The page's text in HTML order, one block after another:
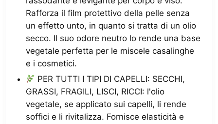
Rafforza il film protettivo della pelle senza
un effetto unto, in quanto si tratta di un olio
secco. Il suo odore neutro lo rende una base
vegetale perfetta per le miscele casalinghe
e i cosmetici.
PER TUTTI I TIPI DI CAPELLI: SECCHI,
GRASSI, FRAGILI, LISCI, RICCI: l'olio
vegetale, se applicato sui capelli, li rende
soffici e li rivitalizza. Fornisce elasticità e